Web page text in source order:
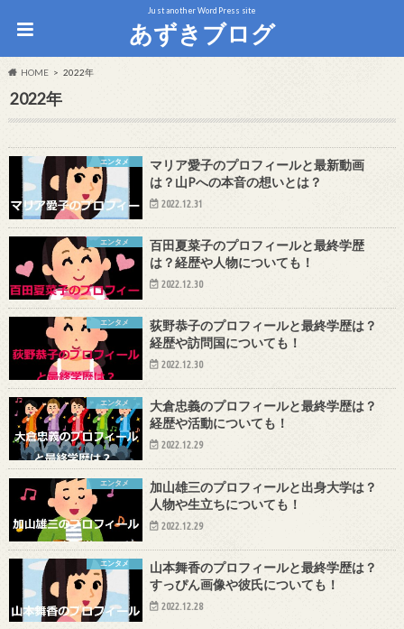
Just another WordPress site
あずきブログ
HOME 2022年
2022年
エンタメ
マリア愛子のプロフィールと最新動画
は？山Pへの本音の想いとは？
2022.12.31
エンタメ
百田夏菜子のプロフィールと最終学歴
は？経歴や人物についても！
2022.12.30
エンタメ
荻野恭子のプロフィールと最終学歴は？
経歴や訪問国についても！
2022.12.30
エンタメ
大倉忠義のプロフィールと最終学歴は？
経歴や活動についても！
2022.12.29
エンタメ
加山雄三のプロフィールと出身大学は？
人物や生立ちについても！
2022.12.29
エンタメ
山本舞香のプロフィールと最終学歴は？
すっぴん画像や彼氏についても！
2022.12.28